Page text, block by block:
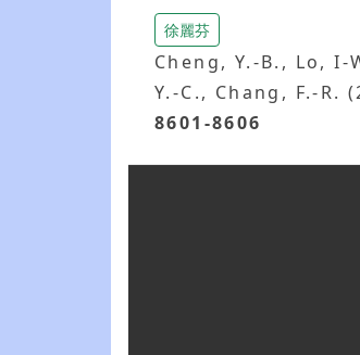
徐麗芬
Cheng, Y.-B., Lo, I-
Y.-C., Chang, F.-R.
8601-8606